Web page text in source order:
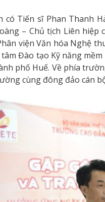
Tiến sĩ Phan Thanh
– Chủ tịch Liên
viện Văn hóa Nghệ
Đào tạo Kỹ năng
phố Huế. Về phía
cùng đông đảo cán